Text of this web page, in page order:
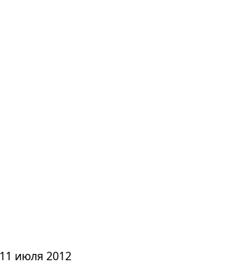
июля 2012